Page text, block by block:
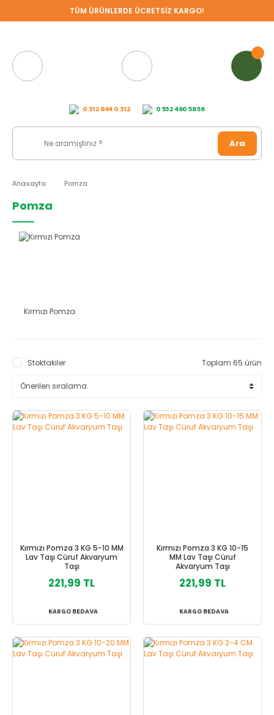
TÜM ÜRÜNLERDE ÜCRETSİZ KARGO!
0 312 844 0 312 0 532 460 58 56
Ara
Anasayfa Pomza
Pomza
Kırmızı Pomza
Stoktakiler Toplam 65 ürün
Kırmızı Pomza 3 KG 5-10 MM
Lav Taşı Cüruf Akvaryum
Taşı
221,99 TL
KARGO BEDAVA
Kırmızı Pomza 3 KG 10-15
MM Lav Taşı Cüruf
Akvaryum Taşı
221,99 TL
KARGO BEDAVA